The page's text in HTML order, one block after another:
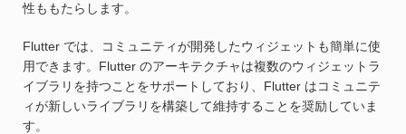
性ももたらします。
Flutter では、コミュニティが開発したウィジェットも簡単に使
用できます。Flutter のアーキテクチャは複数のウィジェットラ
イブラリを持つことをサポートしており、Flutter はコミュニテ
ィが新しいライブラリを構築して維持することを奨励していま
す。